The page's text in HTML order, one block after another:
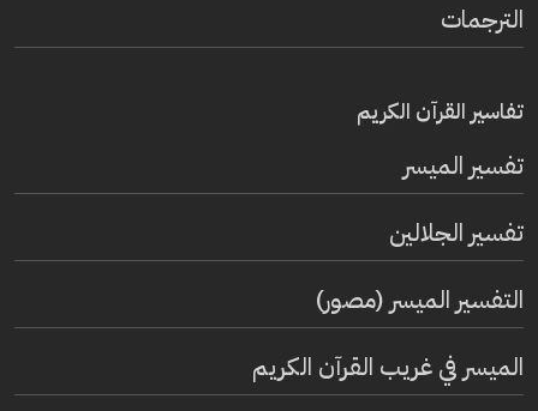
الترجمات
تفاسير القرآن الكريم
تفسير المیسر
تفسير الجلالين
التفسير الميسر (مصور)
الميسر في غريب القرآن الكريم